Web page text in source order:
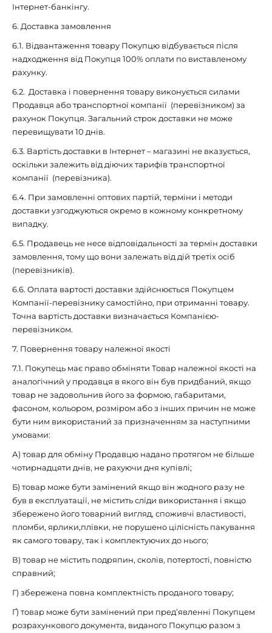
Інтернет-банкінгу.
6. Доставка замовлення
6.1. Відвантаження товару Покупцю відбувається після
надходження від Покупця 100% оплати по виставленому
рахунку.
6.2. Доставка і повернення товару виконується силами
Продавця або транспортної компанії (перевізником) за
рахунок Покупця. Загальний строк доставки не може
перевищувати 10 днів.
6.3. Вартість доставки в Інтернет – магазині не вказується,
оскільки залежить від діючих тарифів транспортної
компанії (перевізника).
6.4. При замовленні оптових партій, терміни і методи
доставки узгоджуються окремо в кожному конкретному
випадку.
6.5. Продавець не несе відповідальності за термін доставки
замовлення, тому що вони залежать від дій третіх осіб
(перевізників).
6.6. Оплата вартості доставки здійснюється Покупцем
Компанії-перевізнику самостійно, при отриманні товару.
Точна вартість доставки визначається Компанією-
перевізником.
7. Повернення товару належної якості
7.1. Покупець має право обміняти Товар належної якості на
аналогічний у продавця в якого він був придбаний, якщо
товар не задовольнив його за формою, габаритами,
фасоном, кольором, розміром або з інших причин не може
бути ним використаний за призначенням за наступними
умовами:
А) товар для обміну Продавцю надано протягом не більше
чотирнадцяти днів, не рахуючи дня купівлі;
Б) товар може бути замінений якщо він жодного разу не
був в експлуатації, не містить сліди використання і якщо
збережено його товарний вигляд, споживчі властивості,
пломби, ярлики,плівки, не порушено цілісність пакування
як самого товару, так і комплектуючих до нього;
В) товар не містить подряпин, сколів, потертості, повністю
справний;
Г) збережена повна комплектність проданого товару;
Ґ) товар може бути замінений при пред’явленні Покупцем
розрахункового документа, виданого Покупцю разом з